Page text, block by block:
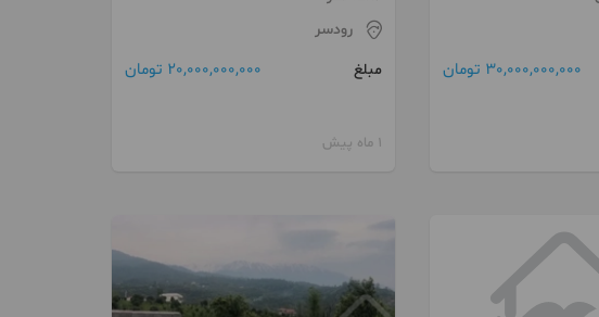
30,000,000,000 تومان
رودسر
مبلغ
20,000,000,000 تومان
1 ماه پیش